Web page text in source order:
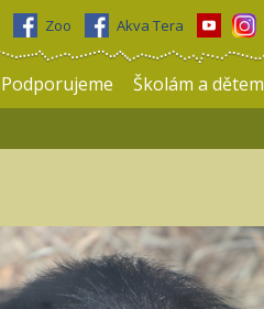
Zoo Akva Tera
Podporujeme Školám a dětem